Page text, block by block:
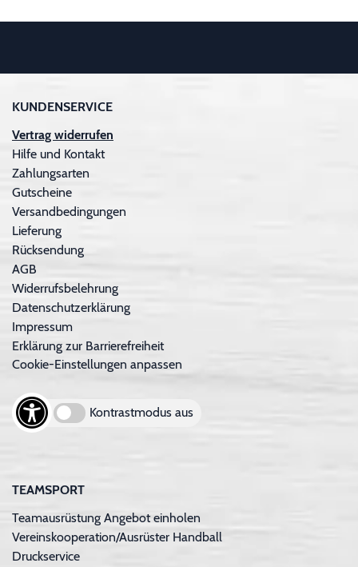
KUNDENSERVICE
Vertrag widerrufen
Hilfe und Kontakt
Zahlungsarten
Gutscheine
Versandbedingungen
Lieferung
Rücksendung
AGB
Widerrufsbelehrung
Datenschutzerklärung
Impressum
Erklärung zur Barrierefreiheit
Cookie-Einstellungen anpassen
Kontrastmodus aus
TEAMSPORT
Teamausrüstung Angebot einholen
Vereinskooperation/Ausrüster Handball
Druckservice